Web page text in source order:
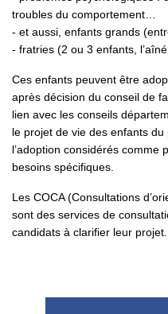
troubles du comportement…
- et aussi, enfants grands
- fratries (2 ou 3 enfants,
Ces enfants peuvent être
après décision du conseil de
lien avec les conseils
le projet de vie des enfants du
l’adoption considérés comme
besoins spécifiques.
Les COCA (Consultations
sont des services de
candidats à clarifier leur projet.